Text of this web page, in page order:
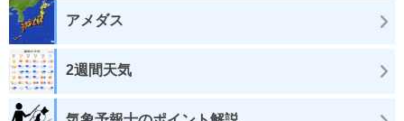
アメダス
2週間天気